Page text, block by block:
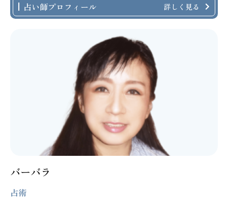
占い師プロフィール 詳しく見る
バーバラ
占術